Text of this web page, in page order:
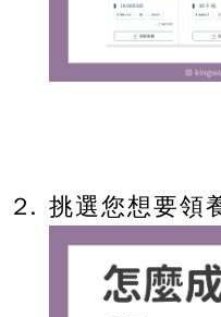
挑選您想要領